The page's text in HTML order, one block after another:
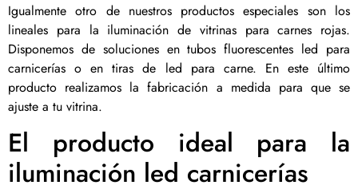
Igualmente otro de nuestros productos especiales son los
lineales para la iluminación de vitrinas para carnes rojas.
Disponemos de soluciones en tubos fluorescentes led para
carnicerías o en tiras de led para carne. En este último
producto realizamos la fabricación a medida para que se
ajuste a tu vitrina.
El producto ideal para la
iluminación led carnicerías